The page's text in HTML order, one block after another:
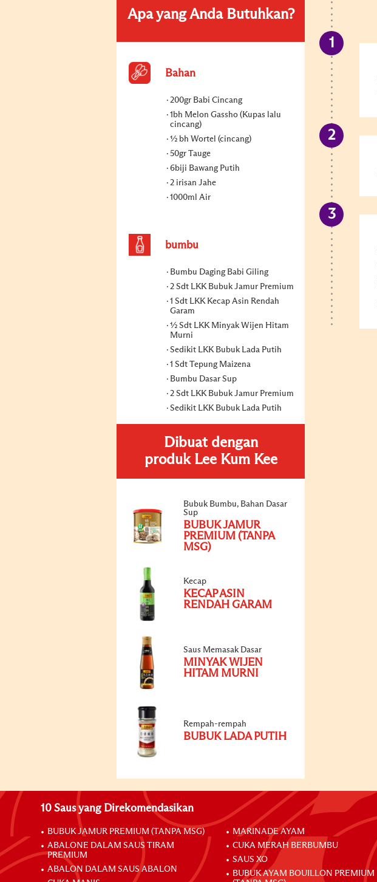
Apa yang Anda Butuhkan?
Bahan
200gr Babi Cincang
1bh Melon Gassho (Kupas lalu
cincang)
½ bh Wortel (cincang)
50gr Tauge
6biji Bawang Putih
2 irisan Jahe
1000ml Air
bumbu
Bumbu Daging Babi Giling
2 Sdt LKK Bubuk Jamur Premium
1 Sdt LKK Kecap Asin Rendah
Garam
½ Sdt LKK Minyak Wijen Hitam
Murni
Sedikit LKK Bubuk Lada Putih
1 Sdt Tepung Maizena
Bumbu Dasar Sup
2 Sdt LKK Bubuk Jamur Premium
Sedikit LKK Bubuk Lada Putih
Dibuat dengan
produk Lee Kum Kee
Bubuk Bumbu, Bahan Dasar
Sup
BUBUK JAMUR
PREMIUM (TANPA
MSG)
Kecap
KECAP ASIN
RENDAH GARAM
Saus Memasak Dasar
MINYAK WIJEN
HITAM MURNI
Rempah-rempah
BUBUK LADA PUTIH
10 Saus yang Direkomendasikan
BUBUK JAMUR PREMIUM (TANPA MSG)
ABALONE DALAM SAUS TIRAM
PREMIUM
ABALON DALAM SAUS ABALON
MARINADE AYAM
CUKA MERAH BERBUMBU
SAUS XO
BUBUK AYAM BOUILLON PREMIUM